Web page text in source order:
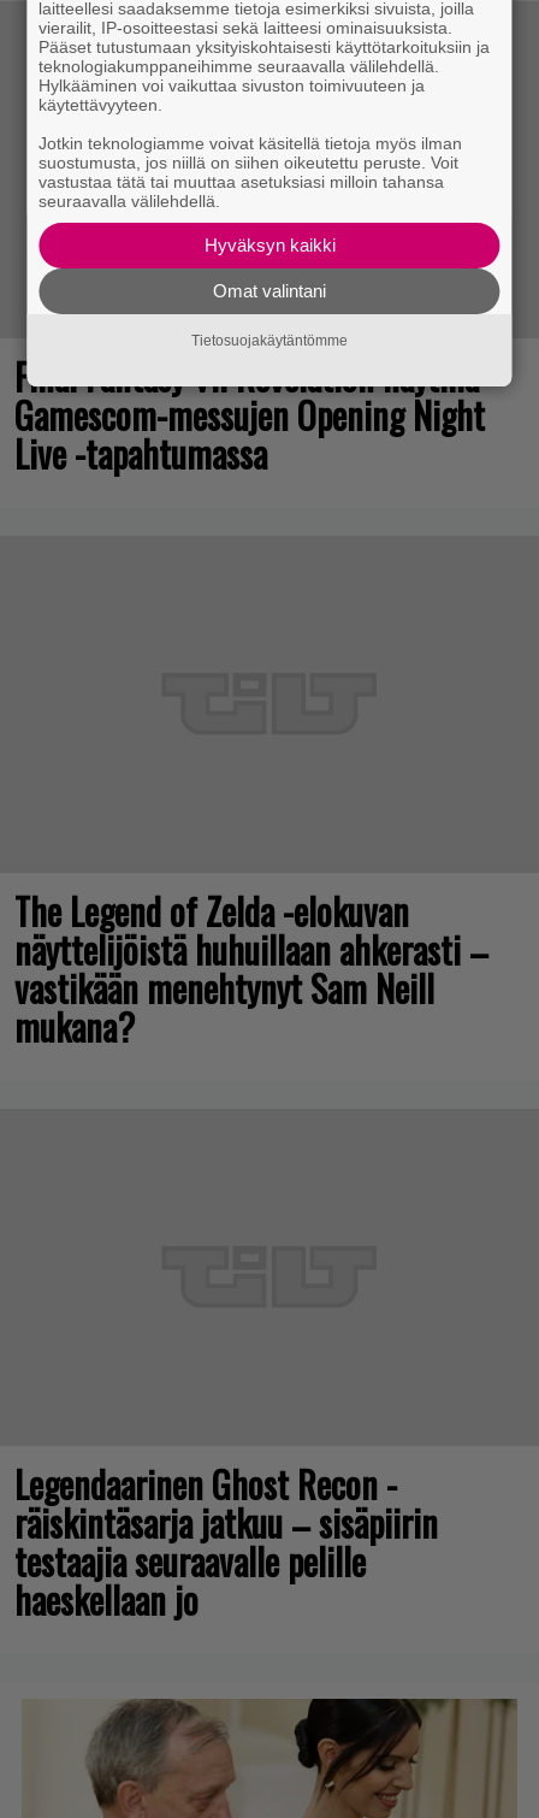
Final Fantasy VII Revelation näytillä
Gamescom-messujen Opening Night
Live -tapahtumassa
The Legend of Zelda -elokuvan
näyttelijöistä huhuillaan ahkerasti –
vastikään menehtynyt Sam Neill
mukana?
Legendaarinen Ghost Recon -
räiskintäsarja jatkuu – sisäpiirin
testaajia seuraavalle pelille
haeskellaan jo
laitteellesi saadaksemme tietoja esimerkiksi sivuista, joilla
vierailit, IP-osoitteestasi sekä laitteesi ominaisuuksista.
Pääset tutustumaan yksityiskohtaisesti käyttötarkoituksiin ja
teknologiakumppaneihimme seuraavalla välilehdellä.
Hylkääminen voi vaikuttaa sivuston toimivuuteen ja
käytettävyyteen.
Jotkin teknologiamme voivat käsitellä tietoja myös ilman
suostumusta, jos niillä on siihen oikeutettu peruste. Voit
vastustaa tätä tai muuttaa asetuksiasi milloin tahansa
seuraavalla välilehdellä.
Hyväksyn kaikki
Omat valintani
Tietosuojakäytäntömme